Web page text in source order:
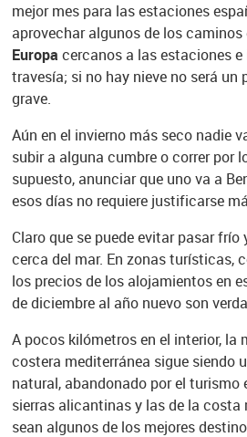
mejor mes para las estaciones
aprovechar algunos de los caminos
Europa cercanos a las estaciones
travesía; si no hay nieve no será un
grave.
Aún en el invierno más seco nadie
subir a alguna cumbre o correr por
supuesto, anunciar que uno va a
esos días no requiere justificarse
Claro que se puede evitar pasar
cerca del mar. En zonas turísticas,
los precios de los alojamientos en
de diciembre al año nuevo son
A pocos kilómetros en el interior, la
costera mediterránea sigue siendo
natural, abandonado por el turismo
sierras alicantinas y las de la costa
sean algunos de los mejores